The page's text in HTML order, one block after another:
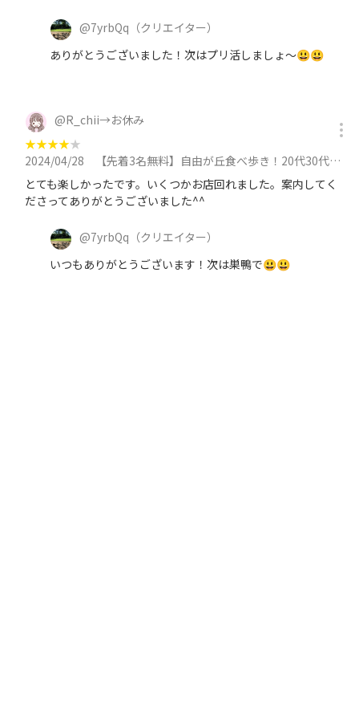
@7yrbQq （クリエイター）
ありがとうございました！次はプリ活しましょ～😃😃
@R_chii→お休み
★★★★★
2024/04/28
【先着3名無料】自由が丘食べ歩き！20代30代限定🍩🍩🍩に参加
とても楽しかったです。いくつかお店回れました。案内してく
ださってありがとうございました^^
@7yrbQq （クリエイター）
いつもありがとうございます！次は巣鴨で😃😃